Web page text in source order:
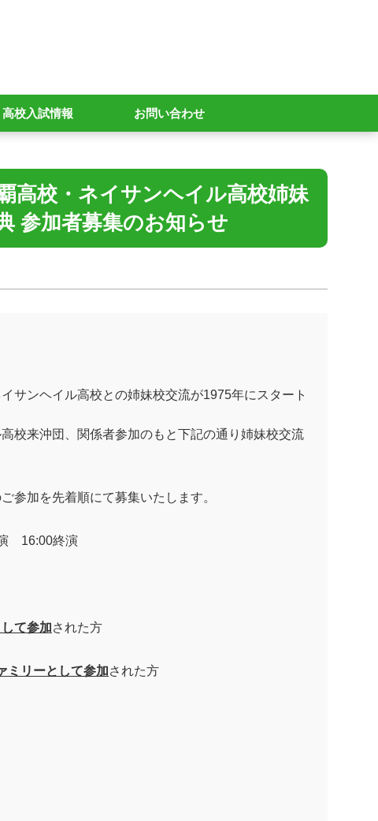
高校入試情報 お問い合わせ
高校・ネイサンヘイル高校姉妹
参加者募集のお知らせ
サンヘイル高校との姉妹校交流が1975年にスタート
校来沖団、関係者参加のもと下記の通り姉妹校交流
参加を先着順にて募集いたします。
16:00終演
て参加された方
ミリーとして参加された方